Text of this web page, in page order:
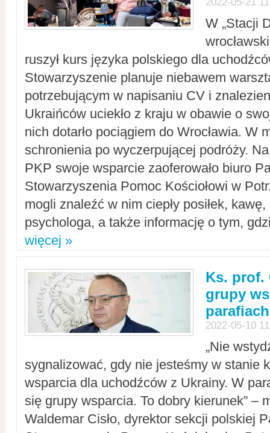
2022-05-21
W „Stacji
ruszył kurs języka polskiego dla
Stowarzyszenie planuje niebawem
potrzebującym w napisaniu CV i
Ukraińców uciekło z kraju w obawie o
nich dotarło pociągiem do Wrocławia. W
schronienia po wyczerpującej podróży.
PKP swoje wsparcie zaoferowało biuro
Stowarzyszenia Pomoc Kościołowi w
mogli znaleźć w nim ciepły posiłek,
psychologa, a także informację o tym,
więcej »
Ks. prof.
grupy
parafiach
2022-05-10
„Nie
sygnalizować, gdy nie jesteśmy w stanie
wsparcia dla uchodźców z Ukrainy. W
się grupy wsparcia. To dobry kierunek” –
Waldemar Cisło, dyrektor sekcji polskiej